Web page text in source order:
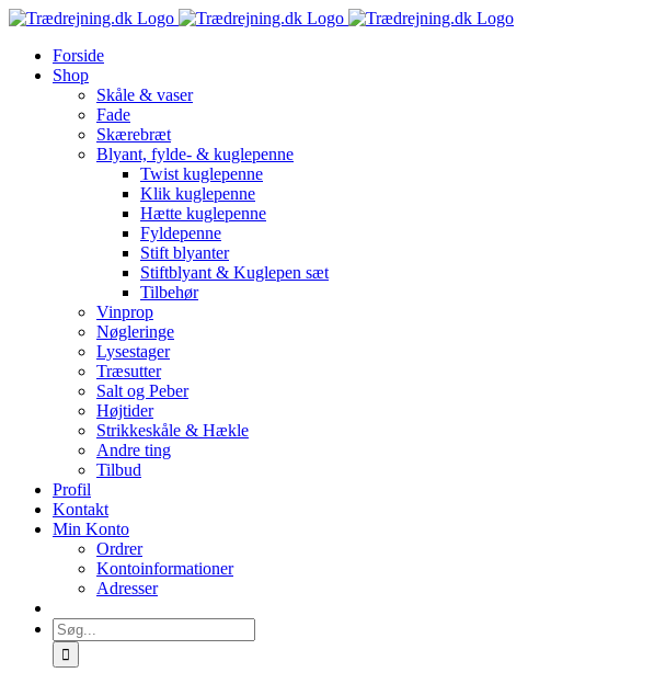
Skip
contentForside
Shop
Skåle & vaser
Fade
Skærebræt
Blyant, fylde- & kuglepenne
Twist kuglepenne
Klik kuglepenne
Hætte kuglepenne
Fyldepenne
Stift blyanter
Stiftblyant & Kuglepen sæt
Tilbehør
Vinprop
Nøgleringe
Lysestager
Træsutter
Salt og Peber
Højtider
Strikkeskåle & Hækle
Andre ting
Tilbud
Profil
Kontakt
Min Konto
Ordrer
Kontoinformationer
Adresser
Søg
efter: